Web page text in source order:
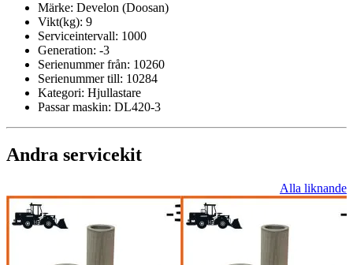
Märke: Develon (Doosan)
Vikt(kg): 9
Serviceintervall: 1000
Generation: -3
Serienummer från: 10260
Serienummer till: 10284
Kategori: Hjullastare
Passar maskin: DL420-3
Andra servicekit
Alla liknande